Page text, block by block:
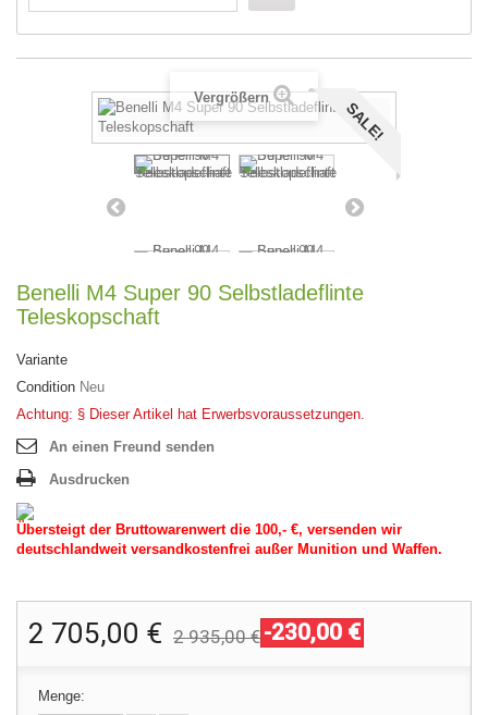
SALE!
Vergrößern
Benelli M4 Super 90 Selbstladeflinte
Teleskopschaft
Variante
Condition Neu
Achtung: § Dieser Artikel hat Erwerbsvoraussetzungen.
An einen Freund senden
Ausdrucken
Übersteigt der Bruttowarenwert die 100,- €, versenden wir
deutschlandweit versandkostenfrei außer Munition und Waffen.
2 705,00 € 2 935,00 € -230,00 €
Menge: